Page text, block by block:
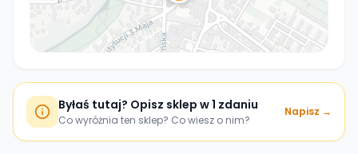
Byłaś tutaj? Opisz sklep w 1 zdaniu
Co wyróżnia ten sklep? Co wiesz o nim?
Napisz →